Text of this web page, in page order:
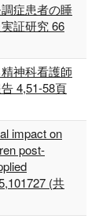
症患者の睡
証研究 66
神科看護師
4,51-58頁
impact on
post-
(共